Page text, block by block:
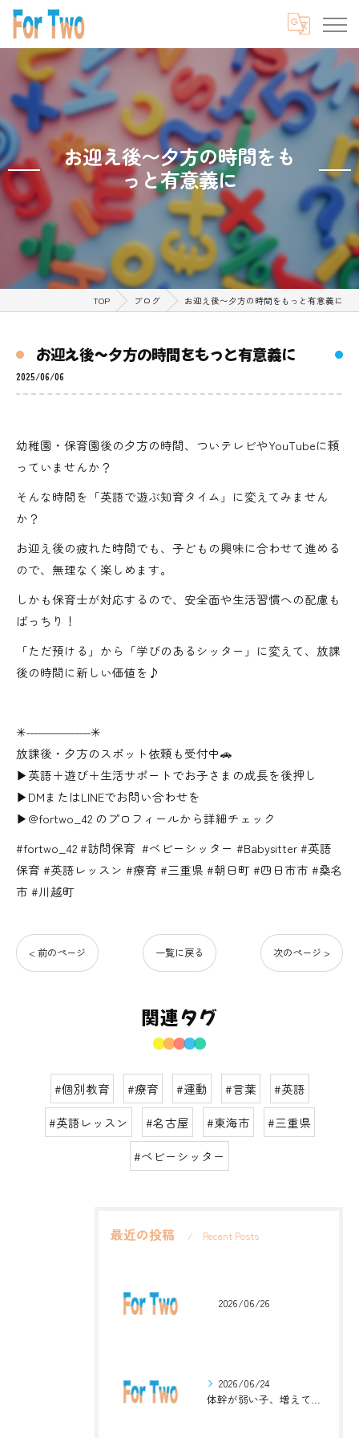
お迎え後〜夕方の時間をも
っと有意義に
TOP ブログ お迎え後〜夕方の時間をもっと有意義に
お迎え後〜夕方の時間をもっと有意義に
2025/06/06
幼稚園・保育園後の夕方の時間、ついテレビやYouTubeに頼
っていませんか？
そんな時間を「英語で遊ぶ知育タイム」に変えてみません
か？
お迎え後の疲れた時間でも、子どもの興味に合わせて進める
ので、無理なく楽しめます。
しかも保育士が対応するので、安全面や生活習慣への配慮も
ばっちり！
「ただ預ける」から「学びのあるシッター」に変えて、放課
後の時間に新しい価値を♪
✳︎˗˗˗˗˗˗˗˗˗˗˗˗˗˗˗˗✳︎
放課後・夕方のスポット依頼も受付中🚗
▶英語＋遊び＋生活サポートでお子さまの成長を後押し
▶DMまたはLINEでお問い合わせを
▶@fortwo_42 のプロフィールから詳細チェック
#fortwo_42 #訪問保育 ⁡⁡ #ベビーシッター #Babysitter⁡ #英語
保育 #英語レッスン #療育⁡ #三重県 #朝日町 #四日市市 #桑名
市 #川越町
< 前のページ 一覧に戻る 次のページ >
関連タグ
#個別教育 #療育 #運動 #言葉
#英語
#英語レッスン
#名古屋 #東海市
#三重県
#ベビーシッター
最近の投稿 Recent Posts
2026/06/26
2026/06/24
体幹が弱い子、増えています。英語ジムナスティックで楽しく解決！